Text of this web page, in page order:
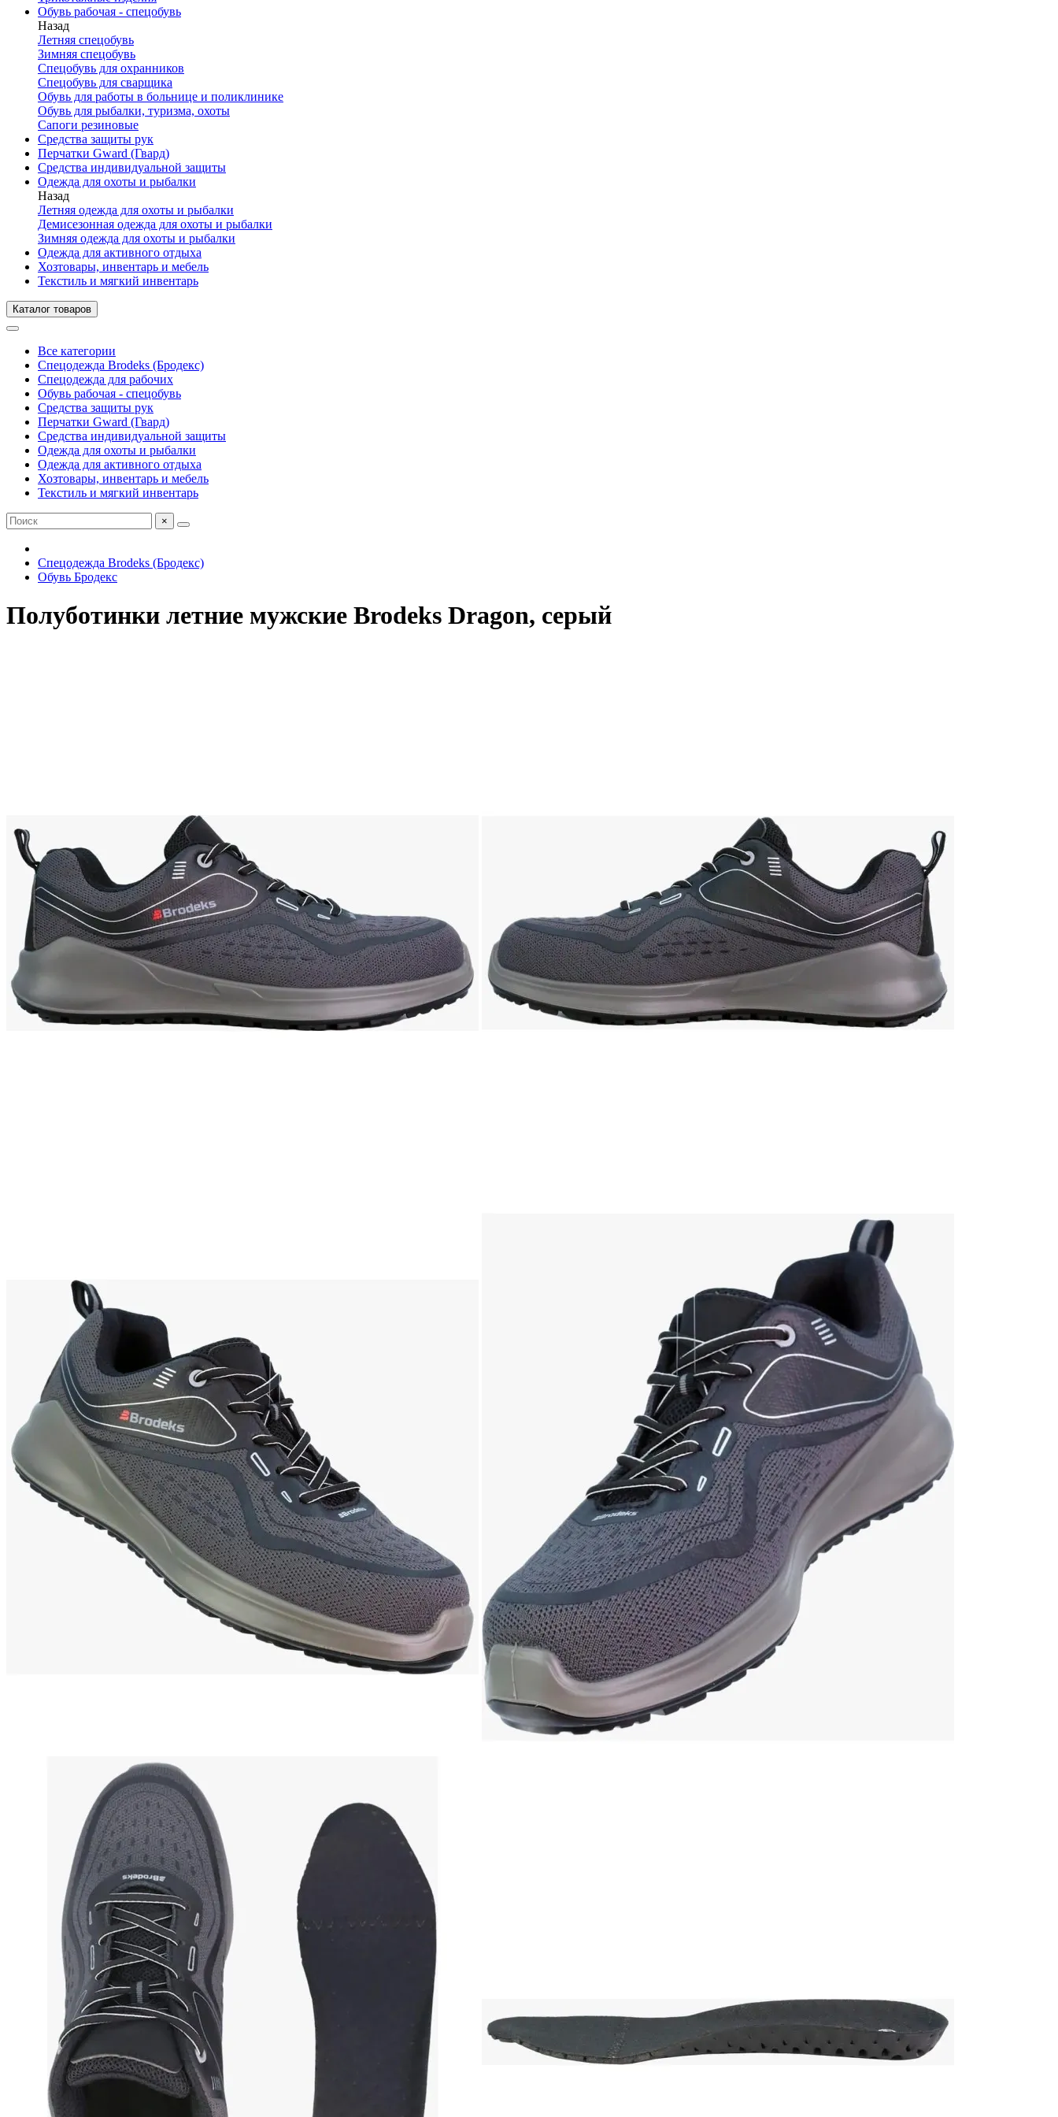
Обувь рабочая - спецобувь
Назад
Летняя спецобувь
Зимняя спецобувь
Спецобувь для охранников
Спецобувь для сварщика
Обувь для работы в больнице и поликлинике
Обувь для рыбалки, туризма, охоты
Сапоги резиновые
Средства защиты рук
Перчатки Gward (Гвард)
Средства индивидуальной защиты
Одежда для охоты и рыбалки
Назад
Летняя одежда для охоты и рыбалки
Демисезонная одежда для охоты и рыбалки
Зимняя одежда для охоты и рыбалки
Одежда для активного отдыха
Хозтовары, инвентарь и мебель
Текстиль и мягкий инвентарь
Каталог товаров
Все категории
Спецодежда Brodeks (Бродекс)
Спецодежда для рабочих
Обувь рабочая - спецобувь
Средства защиты рук
Перчатки Gward (Гвард)
Средства индивидуальной защиты
Одежда для охоты и рыбалки
Одежда для активного отдыха
Хозтовары, инвентарь и мебель
Текстиль и мягкий инвентарь
×
Спецодежда Brodeks (Бродекс)
Обувь Бродекс
Полуботинки летние мужские Brodeks Dragon, серый